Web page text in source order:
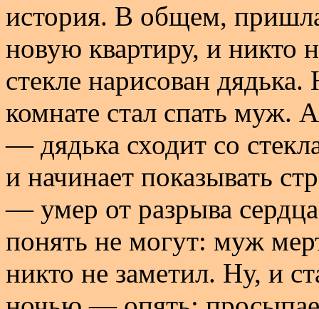
история. В общем,
новую квартиру, и никто
стекле нарисован
комнате стал спать муж.
— дядька сходит со
и начинает показывать
— умер от разрыва
понять не могут: муж
никто не заметил. Ну, и